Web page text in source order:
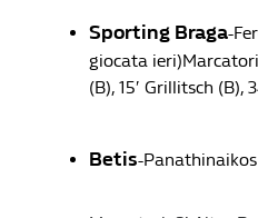
Sporting Braga-
giocata
(B), 15′ Grillitsch (B),
Betis-